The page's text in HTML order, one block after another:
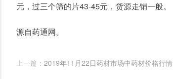
元，过三个筛的片43-45元，货源走销一般。
源自药通网。
上一篇： 2019年11月22日药材市场中药材价格行情